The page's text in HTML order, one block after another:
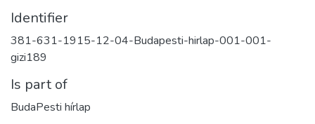
Identifier
381-631-1915-12-04-Budapesti-hirlap-001-001-
gizi189
Is part of
BudaPesti hírlap